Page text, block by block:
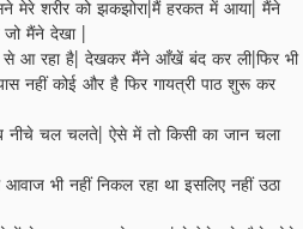
मेरे शरीर को झकझोरा|मैं हरकत में आया| मैंने
मैंने देखा |
से आ रहा है| देखकर मैंने आँखें बंद कर ली|फिर भी
नहीं कोई और है फिर गायत्री पाठ शुरू कर
नीचे चल चलते| ऐसे में तो किसी का जान चला
भी नहीं निकल रहा था इसलिए नहीं उठा